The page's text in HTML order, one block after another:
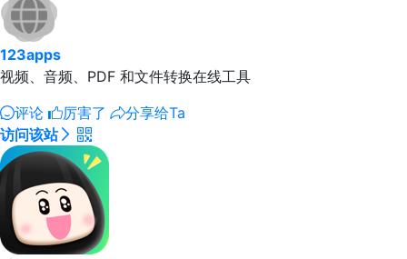
123apps
视频、音频、PDF 和文件转换在线工具
评论
厉害了
分享给Ta
访问该站